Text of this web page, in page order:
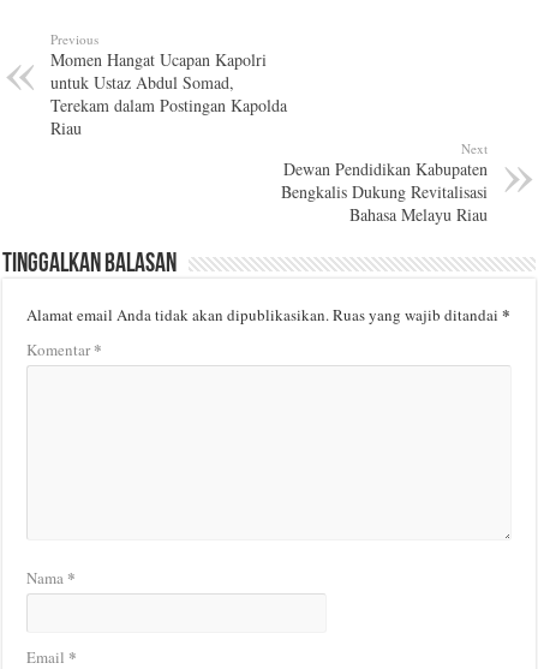
Previous
Momen Hangat Ucapan Kapolri
untuk Ustaz Abdul Somad,
Terekam dalam Postingan Kapolda
Riau
Next
Dewan Pendidikan Kabupaten
Bengkalis Dukung Revitalisasi
Bahasa Melayu Riau
Tinggalkan Balasan
Alamat email Anda tidak akan dipublikasikan.Ruas yang wajib ditandai*
Komentar*
Nama *
Email *